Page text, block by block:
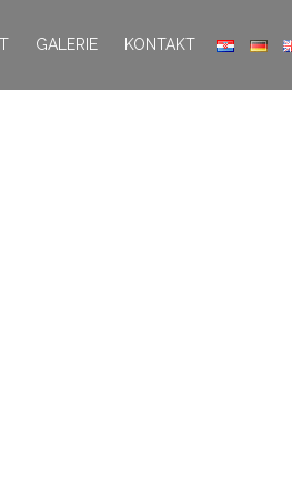
GALERIE KONTAKT